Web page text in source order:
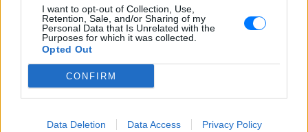
I want to opt-out of Collection, Use,
Retention, Sale, and/or Sharing of my
Personal Data that Is Unrelated with the
Purposes for which it was collected.
Opted Out
CONFIRM
Data Deletion Data Access Privacy Policy
πάω να επέμβω, ούτε γίνεται να στείλω κάποιον κτηνίατρο
σε ένα μέρος όπου υπάρχει αγέλη με λύκους, είναι
επικίνδυνο» λέει στο protothema.gr ο διδάκτορας ζωολογίας
του ΑΠΘ, Θεόδωρος Κομηνός - Έχουν πεθάνει και έξι
λυκόπουλα
Για πάντα στη Ρεάλ Μαδρίτης ο
εξαετές συμβόλαιο ο